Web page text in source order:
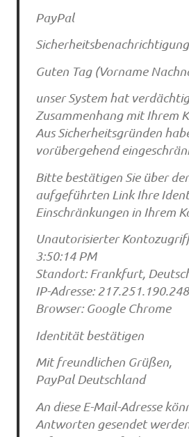
PayPal
Sicherheitsbenachrichtigung
Guten Tag (Vorname
unser System hat
Zusammenhang mit Ihrem
Aus Sicherheitsgründen
vorübergehend
Bitte bestätigen Sie über
aufgeführten Link Ihre
Einschränkungen in Ihrem
Unautorisierter
3:50:14 PM
Standort: Frankfurt,
IP-Adresse: 217.251.190.248
Browser: Google Chrome
Identität bestätigen
Mit freundlichen Grüßen,
PayPal Deutschland
An diese E-Mail-Adresse
Antworten gesendet